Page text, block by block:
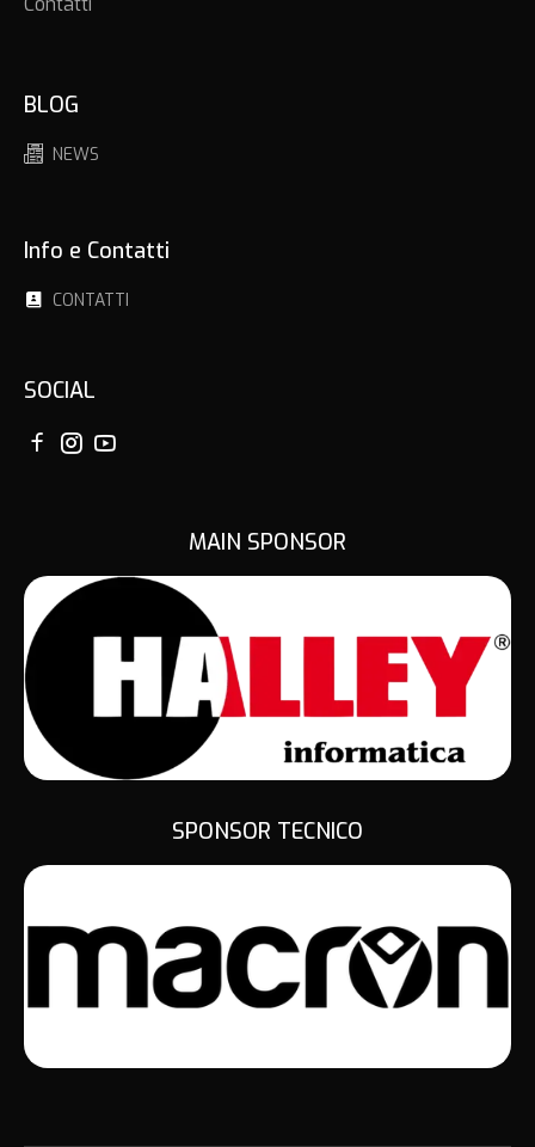
BLOG
NEWS
Info e Contatti
CONTATTI
SOCIAL
MAIN SPONSOR
SPONSOR TECNICO